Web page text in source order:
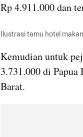
Rp 4.911.000 dan
Ilustrasi tamu hotel
Kemudian untuk
3.731.000 di
Barat.